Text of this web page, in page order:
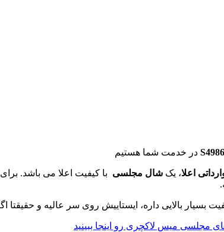
در خدمت شما هستیم
اعلا، یک شال مجلسی با کیفیت اعلا می باشد.
بسیار بالایی داره، ایستاییش روی سر عالیه و حقیقتا
مجلسی میس لاکچری رو اینجا ببینید